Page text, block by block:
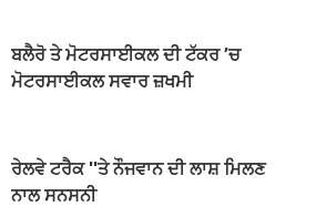
ਬਲੈਰੋ ਤੇ ਮੋਟਰਸਾਈਕਲ ਦੀ ਟੱਕਰ ’ਚ
ਮੋਟਰਸਾਈਕਲ ਸਵਾਰ ਜ਼ਖਮੀ
ਰੇਲਵੇ ਟਰੈਕ ''ਤੇ ਨੌਜਵਾਨ ਦੀ ਲਾਸ਼ ਮਿਲਣ
ਨਾਲ ਸਨਸਨੀ